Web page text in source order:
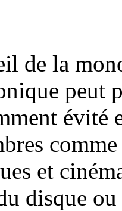
de la
peut
évité
et
disque ou